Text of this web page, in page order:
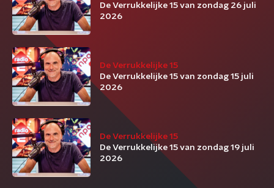
De Verrukkelijke 15 van zondag 26 juli
2026
De Verrukkelijke 15
De Verrukkelijke 15 van zondag 15 juli
2026
De Verrukkelijke 15
De Verrukkelijke 15 van zondag 19 juli
2026